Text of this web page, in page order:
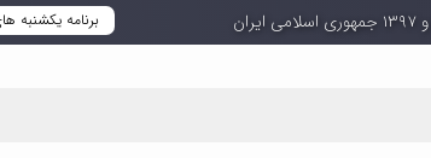
برنامه یکشنبه